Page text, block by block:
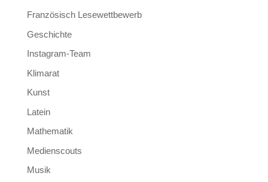
Französisch Lesewettbewerb
Geschichte
Instagram-Team
Klimarat
Kunst
Latein
Mathematik
Medienscouts
Musik